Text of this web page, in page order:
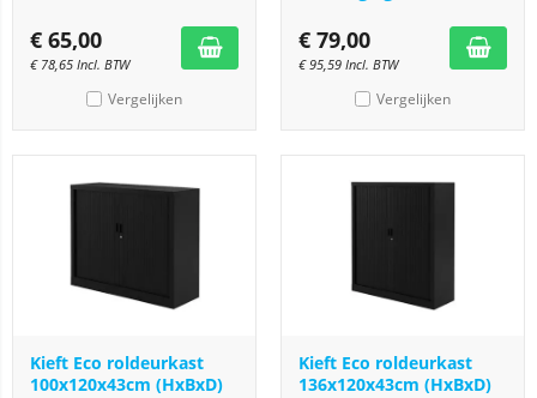
€ 65,00
€ 78,65 Incl. BTW
Vergelijken
€ 79,00
€95,59 Incl. BTW
Vergelijken
Kieft Eco roldeurkast
100x120x43cm (HxBxD)
Kieft Eco roldeurkast
136x120x43cm (HxBxD)